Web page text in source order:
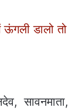
डालो तो
सावनमाता,